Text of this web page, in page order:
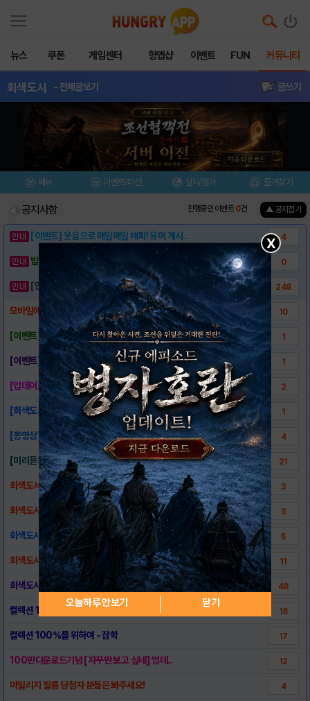
뉴스 쿠폰 게임센터 헝앱샵 이벤트 FUN 커뮤니티
회색도시 - 전체글보기 글쓰기
메뉴 이벤트/미션 설치/평가 즐겨찾기
공지사항 진행중인 이벤트0건 ▲ 공지접기
[이벤트] 웃음으로 매일매일 해피! 유머 게시.. 4
밥알이의 헝앱통신 ⑲ “밥알이, 드디어 멀티를.. 0
[안내] 헝그리앱 필수 상식! 밥알 획득 안내.. 248
모바일에 최적화된 공략앱을 이용해주세요♡ 10
[이벤트] 회색도시 OST 공식 앨범 사전예약 1
[이벤트]추석에 누리는 2가지 선물과 추가 에.. 1
[업데이트 예고] 추석이벤트 및 업데이트 사전.. 2
[회색도시 for kakao]200만 돌파 .. 1
[동영상] 김생민의 기막힌 회색도시 게임이야기 4
[미리듣기] 회색도시 성우 정보 모음 21
회색도시.. 10년전 이야기 모음 3
회색도시.. 누군가의 외침 모음 3
회색도시 사운드 트랙 5
회색도시 일러스트 화보집 당첨자 발표! 11
회색도시 총 필름 소모량 48
컬렉션 100%를 위하여 - 인물 프로필(수정.. 18
컬렉션 100%를 위하여 - 잡학 17
100만다운로드기념 [자꾸만 보고 싶네] 업데.. 12
마일리지 필름 당첨자 분들은 봐주세요! 4
X
오늘하루 안보기 닫기